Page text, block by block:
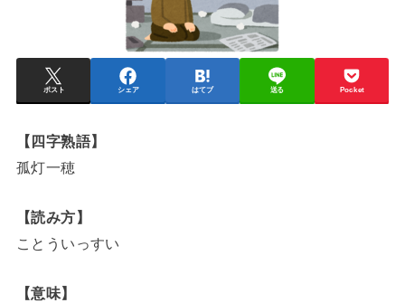
ポスト シェア はてブ 送る Pocket
【四字熟語】
孤灯一穂
【読み方】
ことういっすい
【意味】